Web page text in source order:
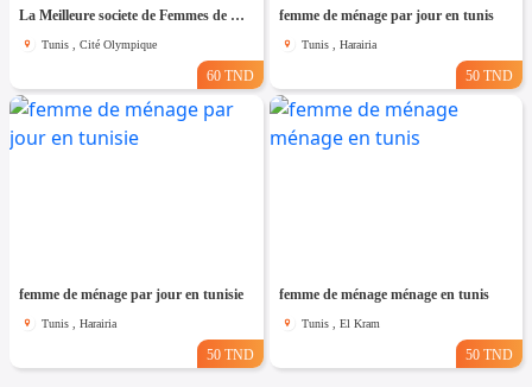
La Meilleure societe de Femmes de Ménage A cité olympique
Tunis , Cité Olympique
60 TND
femme de ménage par jour en tunis
Tunis , Harairia
50 TND
femme de ménage par jour en tunisie
Tunis , Harairia
50 TND
femme de ménage ménage en tunis
Tunis , El Kram
50 TND